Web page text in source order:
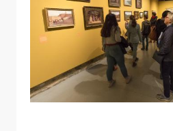
ShareThis is disabled.